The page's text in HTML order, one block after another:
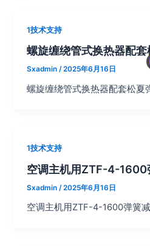
1技术支持
螺旋缠绕管式换热器配
Sxadmin/2025年6月16日
螺旋缠绕管式换热器配套松夏
1技术支持
空调主机用ZTF-4-1600
Sxadmin /2025年6月16日
空调主机用ZTF-4-1600弹簧